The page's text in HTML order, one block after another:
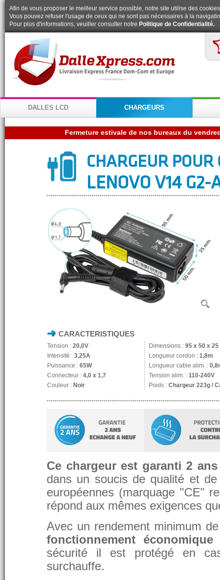
Afin de vous proposer le meilleur service possible, notre site utilise des
Vous pouvez refuser l'usage de ceux qui ne sont pas nécessaires à la
Pour plus d'informations, veuiller consulter notre Politique de Confidentialité.
DALLES LCD CHARGEURS
CHARGEUR
LENOVO V14 G2-
CARACTERISTIQUES
Tension : 20,0V Dimensions : 95 x 50 x 25
Intensité : 3,25A Longueur cordon : 1,8m
Puissance : 65W Longueur cable alim. :
Connecteur : 4,0 x 1,7 Tension alim. : 110-240V
Couleur : Noir Poids : Chargeur 223g /
Ce chargeur est garanti 2 ans
dans un soucis de qualité et
européennes (marquage "CE"
répond aux mêmes exigences
Avec un rendement minimum
fonctionnement
sécurité il est protégé en
surchauffe.